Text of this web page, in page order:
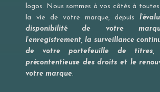
logos. Nous sommes à vos côtés à
la vie de votre marque, depuis
disponibilité de votre
l’enregistrement, la surveillance
de votre portefeuille de titres,
précontentieuse des droits et le
votre marque.